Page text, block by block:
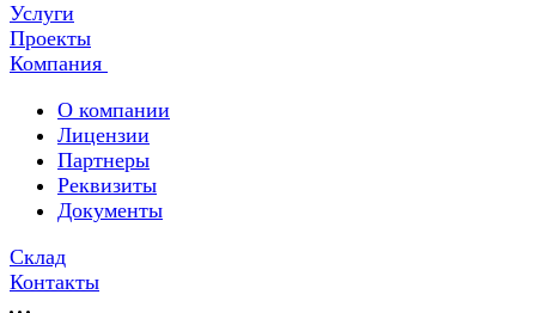
Услуги
Проекты
Компания
О компании
Лицензии
Партнеры
Реквизиты
Документы
Склад
Контакты